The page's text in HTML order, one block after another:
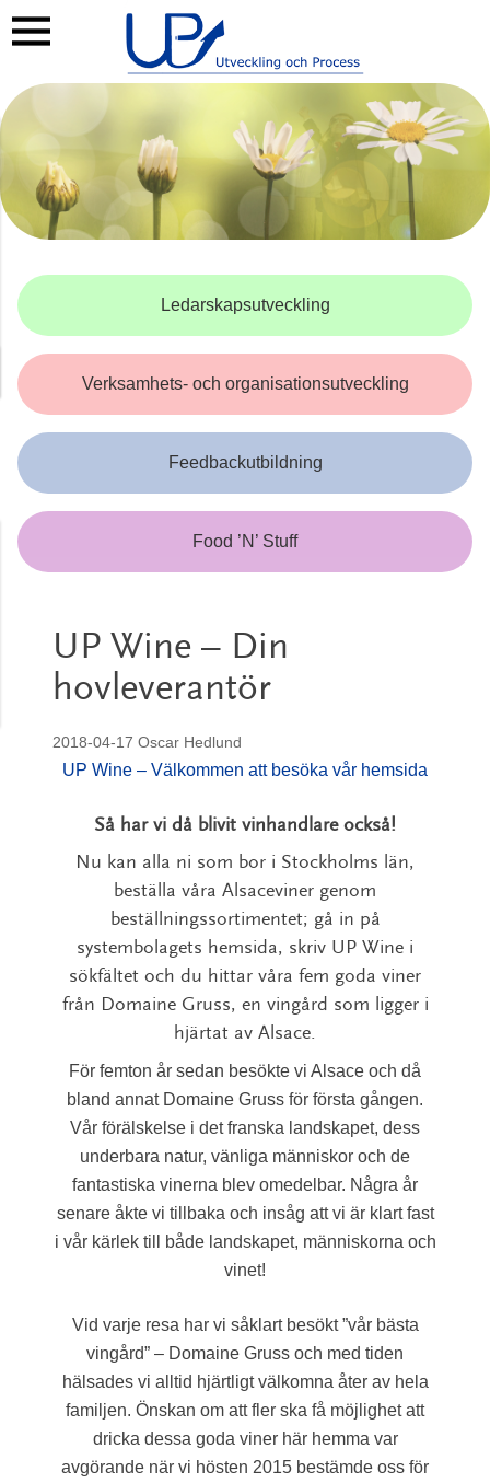
Ledarskapsutveckling
Verksamhets- och organisationsutveckling
Feedbackutbildning
Food ’N’ Stuff
UP Wine – Din
hovleverantör
2018-04-17 Oscar Hedlund
UP Wine – Välkommen att besöka vår hemsida
Så har vi då blivit vinhandlare också!
Nu kan alla ni som bor i Stockholms län,
beställa våra Alsaceviner genom
beställningssortimentet; gå in på
systembolagets hemsida, skriv UP Wine i
sökfältet och du hittar våra fem goda viner
från Domaine Gruss, en vingård som ligger i
hjärtat av Alsace.
För femton år sedan besökte vi Alsace och då
bland annat Domaine Gruss för första gången.
Vår förälskelse i det franska landskapet, dess
underbara natur, vänliga människor och de
fantastiska vinerna blev omedelbar. Några år
senare åkte vi tillbaka och insåg att vi är klart fast
i vår kärlek till både landskapet, människorna och
vinet!
Vid varje resa har vi såklart besökt ”vår bästa
vingård” – Domaine Gruss och med tiden
hälsades vi alltid hjärtligt välkomna åter av hela
familjen. Önskan om att fler ska få möjlighet att
dricka dessa goda viner här hemma var
avgörande när vi hösten 2015 bestämde oss för